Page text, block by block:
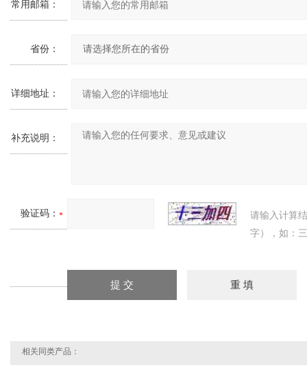
常用邮箱：
省份：
详细地址：
补充说明：
验证码：
请输入计算
字），如：
相关同类产品：